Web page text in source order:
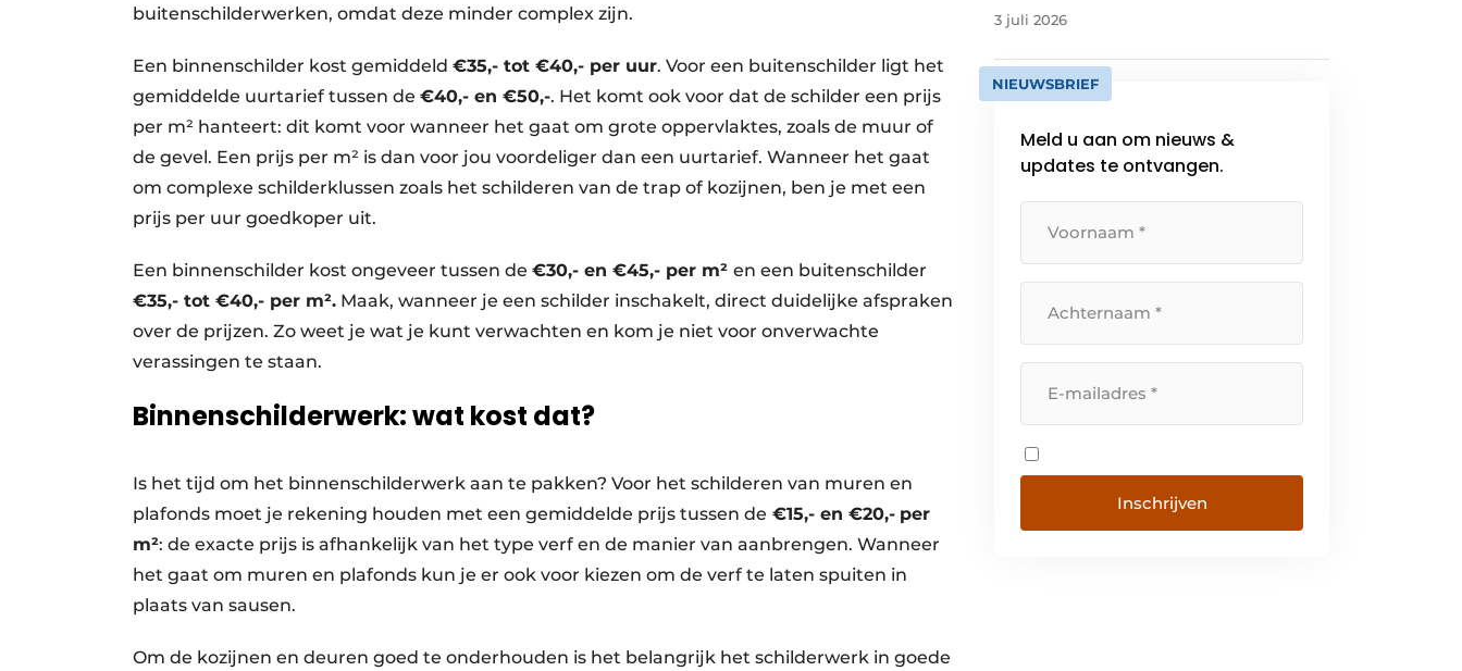
buitenschilderwerken, omdat deze minder complex zijn.
Een binnenschilder kost gemiddeld €35,- tot €40,- per uur. Voor een buitenschilder ligt het
gemiddelde uurtarief tussen de €40,- en €50,-. Het komt ook voor dat de schilder een prijs
per m² hanteert: dit komt voor wanneer het gaat om grote oppervlaktes, zoals de muur of
de gevel. Een prijs per m² is dan voor jou voordeliger dan een uurtarief. Wanneer het gaat
om complexe schilderklussen zoals het schilderen van de trap of kozijnen, ben je met een
prijs per uur goedkoper uit.
Een binnenschilder kost ongeveer tussen de €30,- en €45,- per m² en een buitenschilder
€35,- tot €40,- per m². Maak, wanneer je een schilder inschakelt, direct duidelijke afspraken
over de prijzen. Zo weet je wat je kunt verwachten en kom je niet voor onverwachte
verassingen te staan.
Binnenschilderwerk: wat kost dat?
Is het tijd om het binnenschilderwerk aan te pakken? Voor het schilderen van muren en
plafonds moet je rekening houden met een gemiddelde prijs tussen de €15,- en €20,- per
m²: de exacte prijs is afhankelijk van het type verf en de manier van aanbrengen. Wanneer
het gaat om muren en plafonds kun je er ook voor kiezen om de verf te laten spuiten in
plaats van sausen.
Om de kozijnen en deuren goed te onderhouden is het belangrijk het schilderwerk in goede
3 juli 2026
NIEUWSBRIEF
Meld u aan om nieuws &
updates te ontvangen.